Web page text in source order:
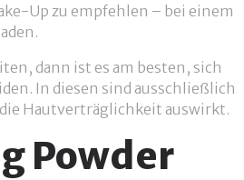
Up zu empfehlen – bei einem
dann ist es am besten, sich
In diesen sind ausschließlich
Hautverträglichkeit auswirkt.
Powder